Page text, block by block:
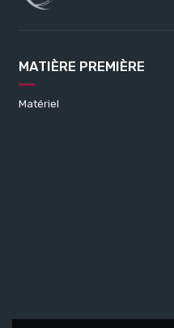
MATIÈRE PREMIÈRE
Matériel